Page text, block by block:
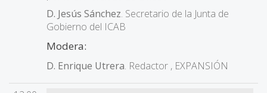
D. Jesús Sánchez. Secretario de la Junta de
Gobierno del ICAB
Modera:
D. Enrique Utrera. Redactor , EXPANSIÓN